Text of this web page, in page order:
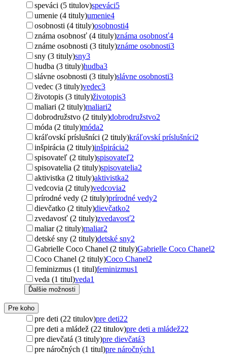
speváci (5 titulov)speváci5
umenie (4 tituly)umenie4
osobnosti (4 tituly)osobnosti4
známa osobnosť (4 tituly)známa osobnosť4
známe osobnosti (3 tituly)známe osobnosti3
sny (3 tituly)sny3
hudba (3 tituly)hudba3
slávne osobnosti (3 tituly)slávne osobnosti3
vedec (3 tituly)vedec3
životopis (3 tituly)životopis3
maliari (2 tituly)maliari2
dobrodružstvo (2 tituly)dobrodružstvo2
móda (2 tituly)móda2
kráľovskí príslušníci (2 tituly)kráľovskí príslušníci2
inšpirácia (2 tituly)inšpirácia2
spisovateľ (2 tituly)spisovateľ2
spisovatelia (2 tituly)spisovatelia2
aktivistka (2 tituly)aktivistka2
vedcovia (2 tituly)vedcovia2
prírodné vedy (2 tituly)prírodné vedy2
dievčatko (2 tituly)dievčatko2
zvedavosť (2 tituly)zvedavosť2
maliar (2 tituly)maliar2
detské sny (2 tituly)detské sny2
Gabrielle Coco Chanel (2 tituly)Gabrielle Coco Chanel2
Coco Chanel (2 tituly)Coco Chanel2
feminizmus (1 titul)feminizmus1
veda (1 titul)veda1
Ďalšie možnosti
Pre koho
pre deti (22 titulov)pre deti22
pre deti a mládež (22 titulov)pre deti a mládež22
pre dievčatá (3 tituly)pre dievčatá3
pre náročných (1 titul)pre náročných1